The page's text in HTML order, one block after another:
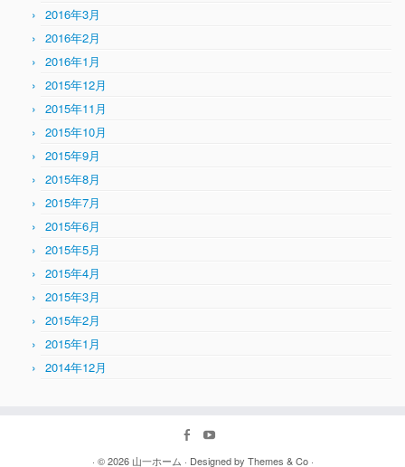
2016年3月
2016年2月
2016年1月
2015年12月
2015年11月
2015年10月
2015年9月
2015年8月
2015年7月
2015年6月
2015年5月
2015年4月
2015年3月
2015年2月
2015年1月
2014年12月
· © 2026 山一ホーム · Designed by Themes & Co·